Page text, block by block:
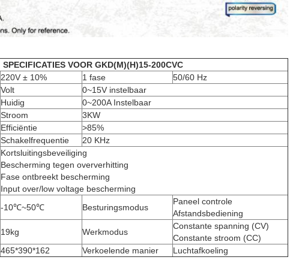
SPECIFICATIES VOOR GKD(M)(H)15-200CVC
220V ± 10% 1 fase 50/60 Hz
Volt
0~15V instelbaar
Huidig
0~200A Instelbaar
Stroom
3KW
Efficiëntie
>85%
Schakelfrequentie
20 KHz
Kortsluitingsbeveiliging
Bescherming tegen oververhitting
Fase ontbreekt bescherming
Input over/low voltage bescherming
-10℃~50℃ Besturingsmodus
Paneel controle
Afstandsbediening
19kg Werkmodus
Constante spanning (CV)
Constante stroom (CC)
465*390*162 Verkoelende manier Luchtafkoeling